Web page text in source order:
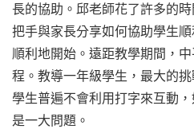
長的協助。邱老師花了許多的
把手與家長分享如何協助學生
順利地開始。遠距教學期間，
程。教導一年級學生，最大的
學生普遍不會利用打字來互動
是一大問題。